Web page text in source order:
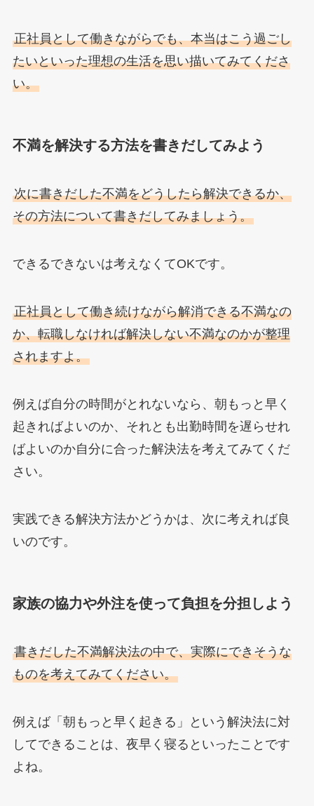
正社員として働きながらでも、本当はこう過ごし
たいといった理想の生活を思い描いてみてくださ
い。
不満を解決する方法を書きだしてみよう
次に書きだした不満をどうしたら解決できるか、
その方法について書きだしてみましょう。
できるできないは考えなくてOKです。
正社員として働き続けながら解消できる不満なの
か、転職しなければ解決しない不満なのかが整理
されますよ。
例えば自分の時間がとれないなら、朝もっと早く
起きればよいのか、それとも出勤時間を遅らせれ
ばよいのか自分に合った解決法を考えてみてくだ
さい。
実践できる解決方法かどうかは、次に考えれば良
いのです。
家族の協力や外注を使って負担を分担しよう
書きだした不満解決法の中で、実際にできそうな
ものを考えてみてください。
例えば「朝もっと早く起きる」という解決法に対
してできることは、夜早く寝るといったことです
よね。